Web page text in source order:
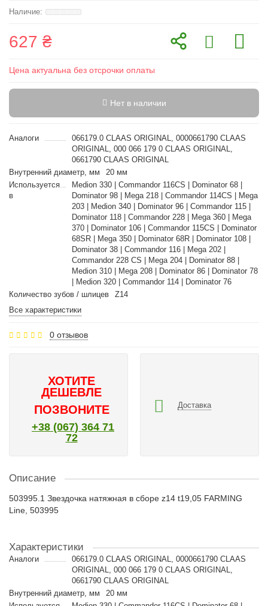
627 ₴
Цена актуальна без отсрочки оплаты
Нет в наличии
Аналоги
066179.0 CLAAS ORIGINAL, 0000661790 CLAAS
ORIGINAL, 000 066 179 0 CLAAS ORIGINAL,
0661790 CLAAS ORIGINAL
Внутренний диаметр, мм
20 мм
Используется
в
Medion 330 | Commandor 116CS | Dominator 68 |
Dominator 98 | Mega 218 | Commandor 114CS | Mega
203 | Medion 340 | Dominator 96 | Commandor 115 |
Dominator 118 | Commandor 228 | Mega 360 | Mega
370 | Dominator 106 | Commandor 115CS | Dominator
68SR | Mega 350 | Dominator 68R | Dominator 108 |
Dominator 38 | Commandor 116 | Mega 202 |
Commandor 228 CS | Mega 204 | Dominator 88 |
Medion 310 | Mega 208 | Dominator 86 | Dominator 78
| Medion 320 | Commandor 114 | Dominator 76
Количество зубов / шлицев
Z14
Все характеристики
0 отзывов
ХОТИТЕ
ДЕШЕВЛЕ
ПОЗВОНИТЕ
+38 (067) 364 71
72
Доставка
Описание
503995.1 Звездочка натяжная в сборе z14 t19,05 FARMING
Line, 503995
Характеристики
Аналоги
066179.0 CLAAS ORIGINAL, 0000661790 CLAAS
ORIGINAL, 000 066 179 0 CLAAS ORIGINAL,
0661790 CLAAS ORIGINAL
Внутренний диаметр, мм
20 мм